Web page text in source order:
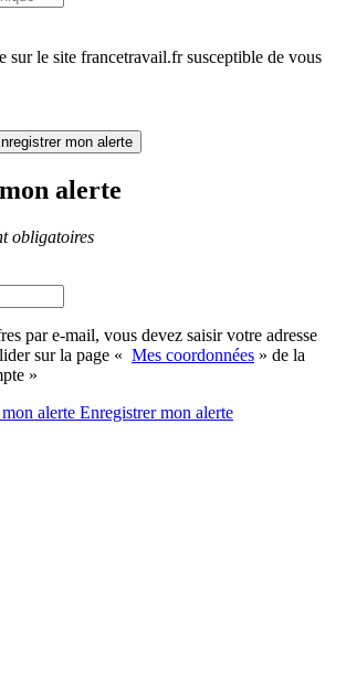
sur le site francetravail.fr susceptible de vous
mon alerte
alerte
obligatoires
par e-mail, vous devez saisir votre adresse
sur la page « Mes coordonnées » de la
»
alerte Enregistrermon alerte